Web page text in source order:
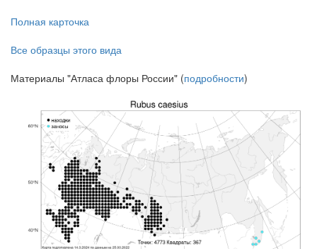
Полная карточка
Все образцы этого вида
Материалы "Атласа флоры России" (подробности)